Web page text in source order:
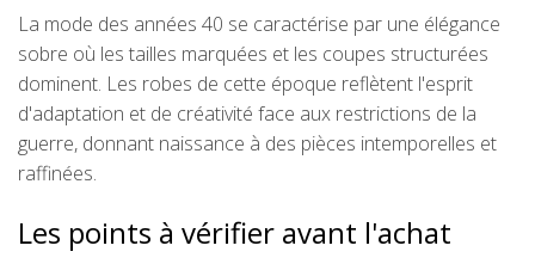
La mode des années 40 se caractérise par une élégance
sobre où les tailles marquées et les coupes structurées
dominent. Les robes de cette époque reflètent l'esprit
d'adaptation et de créativité face aux restrictions de la
guerre, donnant naissance à des pièces intemporelles et
raffinées.
Les points à vérifier avant l'achat